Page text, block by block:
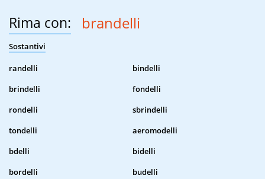
Rima con: brandelli
Sostantivi
randelli
bindelli
brindelli
fondelli
rondelli
sbrindelli
tondelli
aeromodelli
bdelli
bidelli
bordelli
budelli